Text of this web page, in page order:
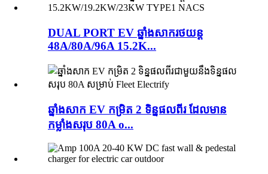
DUAL PORT EV ឆ្នាំងសាករថយន្ត
48A/80A/96A 15.2K...
ឆ្នាំងសាក EV កម្រិត 2 ទិន្នផលពីរ ដែលមាន
កម្លាំងសរុប 80A o...